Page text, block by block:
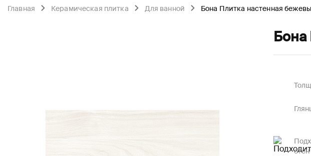
Главная Керамическая плитка Для ванной Бона Плитка настенная
Бона
стен